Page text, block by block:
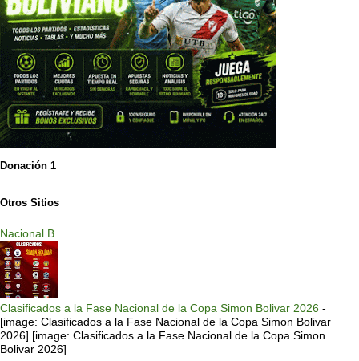
Donación 1
Otros Sitios
Nacional B
Clasificados a la Fase Nacional de la Copa Simon Bolivar 2026 -
[image: Clasificados a la Fase Nacional de la Copa Simon Bolivar
2026] [image: Clasificados a la Fase Nacional de la Copa Simon
Bolivar 2026]